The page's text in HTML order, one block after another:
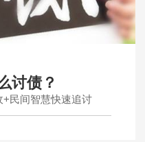
讨债？
民间智慧快速追讨